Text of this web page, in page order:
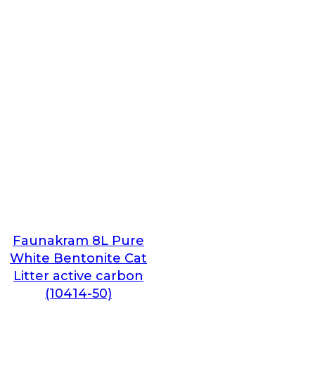
Faunakram 8L Pure
White Bentonite Cat
Litter active carbon
(10414-50)